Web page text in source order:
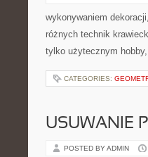
wykonywaniem
różnych technik
tylko użytecznym
CATEGORIES:
USUWANIE
POSTED BY ADMIN